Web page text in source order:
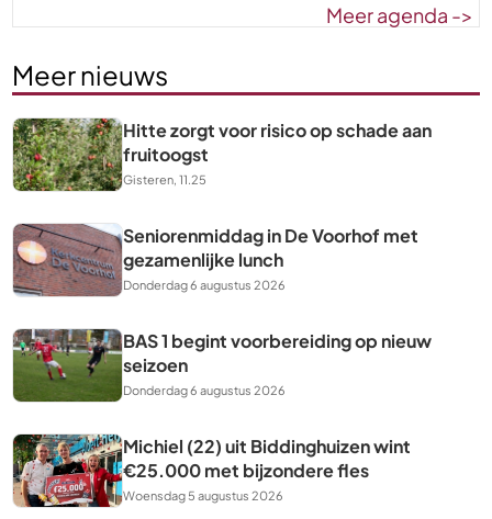
Meer agenda ->
Meer nieuws
Hitte zorgt voor risico op schade aan
fruitoogst
Gisteren, 11.25
Seniorenmiddag in De Voorhof met
gezamenlijke lunch
Donderdag 6 augustus 2026
BAS 1 begint voorbereiding op nieuw
seizoen
Donderdag 6 augustus 2026
Michiel (22) uit Biddinghuizen wint
€25.000 met bijzondere fles
Woensdag 5 augustus 2026